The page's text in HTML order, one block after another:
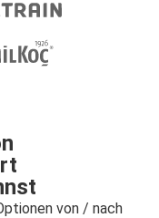
von / nach